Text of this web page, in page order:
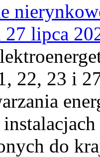
lipca
22, 23 i
do